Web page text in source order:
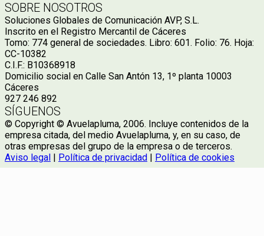
SOBRE NOSOTROS
Soluciones Globales de Comunicación AVP, S.L.
Inscrito en el Registro Mercantil de Cáceres
Tomo: 774 general de sociedades. Libro: 601. Folio: 76. Hoja:
CC-10382
C.I.F.: B10368918
Domicilio social en Calle San Antón 13, 1º planta 10003
Cáceres
927 246 892
SÍGUENOS
© Copyright © Avuelapluma, 2006. Incluye contenidos de la
empresa citada, del medio Avuelapluma, y, en su caso, de
otras empresas del grupo de la empresa o de terceros.
Aviso legal | Política de privacidad | Política de cookies